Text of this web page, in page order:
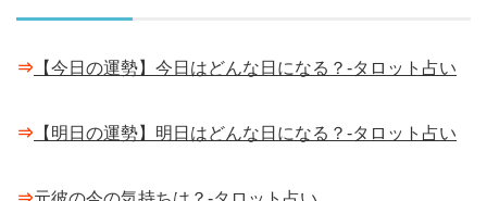
⇒ 【今日の運勢】今日はどんな日になる？-タロット占い
⇒ 【明日の運勢】明日はどんな日になる？-タロット占い